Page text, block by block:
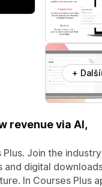
+
revenue via AI,
Join the
digital
In Courses Plus